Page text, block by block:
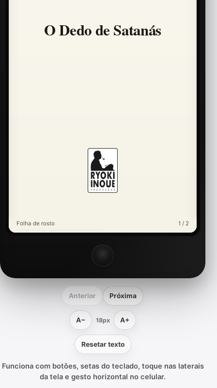
O Dedo de Satanás
Folha de rosto 1 / 2
Anterior Próxima
A− 18px A+
Resetar texto
Funciona com botões, setas do teclado, toque nas laterais
da tela e gesto horizontal no celular.